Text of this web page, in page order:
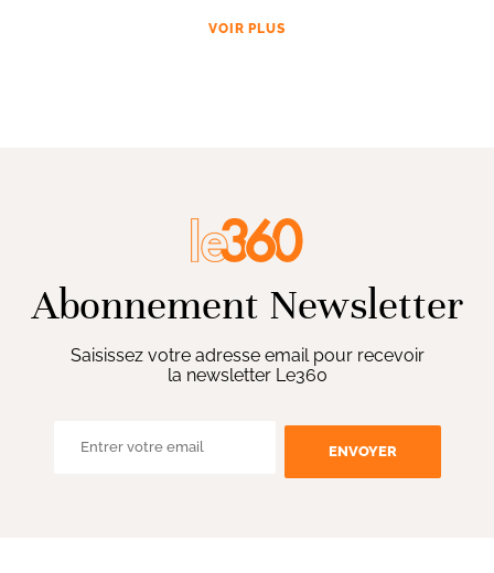
VOIR PLUS
Abonnement Newsletter
Saisissez votre adresse email pour recevoir
la newsletter Le360
ENVOYER